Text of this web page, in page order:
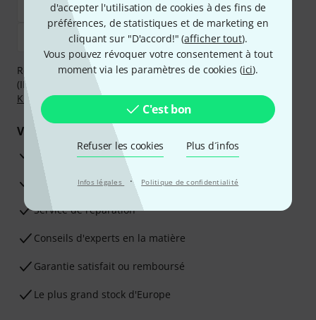
d'accepter l'utilisation de cookies à des fins de
préférences, de statistiques et de marketing en
cliquant sur "D'accord!" (afficher tout).
Vous pouvez révoquer votre consentement à tout
moment via les paramètres de cookies (ici).
C'est bon
Refuser les cookies Plus d´infos
Infos légales · Politique de confidentialité
Réglez de manière sûre et sécurisée par Virement
(IBAN/BIC), PayPal, Amazon Pay,
Klarna Payer en 3 foisou Carte de crédit.
Vos avantages
Ga­ran­tie Thomann 3 ans
Garantie 30 jours satisfait ou remboursé
Service de réparation
Conseils d'experts en la matière
Garantie satisfait ou remboursé
Le plus grand stock d'Europe